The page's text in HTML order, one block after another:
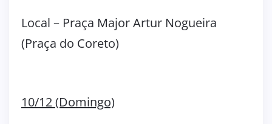
Local – Praça Major Artur Nogueira
(Praça do Coreto)
10/12 (Domingo)